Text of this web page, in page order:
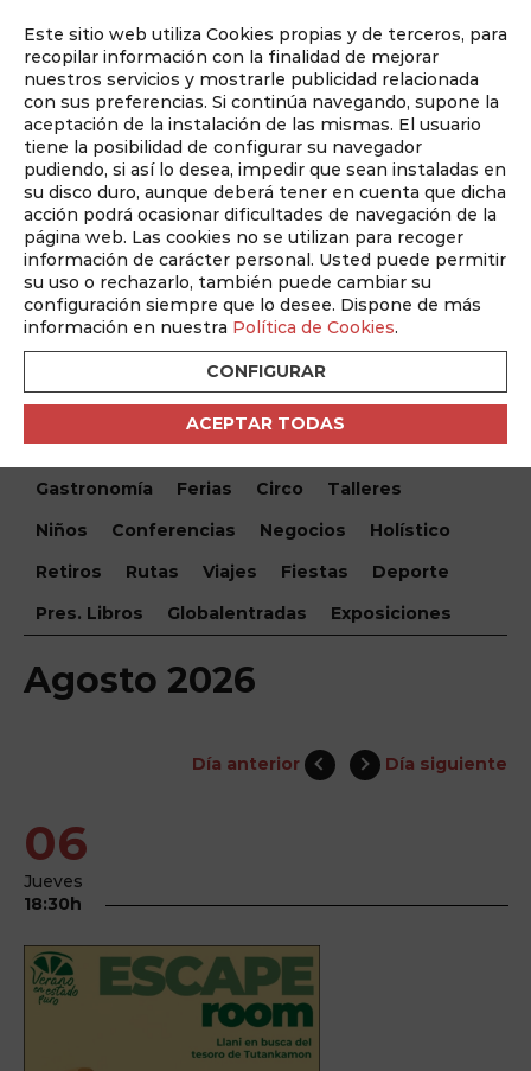
Este sitio web utiliza Cookies propias y de terceros, para
recopilar información con la finalidad de mejorar
nuestros servicios y mostrarle publicidad relacionada
con sus preferencias. Si continúa navegando, supone la
aceptación de la instalación de las mismas. El usuario
tiene la posibilidad de configurar su navegador
pudiendo, si así lo desea, impedir que sean instaladas en
su disco duro, aunque deberá tener en cuenta que dicha
acción podrá ocasionar dificultades de navegación de la
página web. Las cookies no se utilizan para recoger
información de carácter personal. Usted puede permitir
su uso o rechazarlo, también puede cambiar su
configuración siempre que lo desee. Dispone de más
información en nuestra Política de Cookies.
CONFIGURAR
ACEPTAR TODAS
Auditado por
¿Qué hacemos hoy?
Encuentra tu evento
Todos Monólogos Teatro
Festivales
Conciertos
Cine Danza
Musical
Gastronomía
Ferias Circo
Talleres
Niños
Conferencias Negocios
Holístico
Retiros
Rutas Viajes Fiestas
Deporte
Pres. Libros
Globalentradas Exposiciones
Agosto 2026
Día anterior Día siguiente
06
Jueves
18:30h